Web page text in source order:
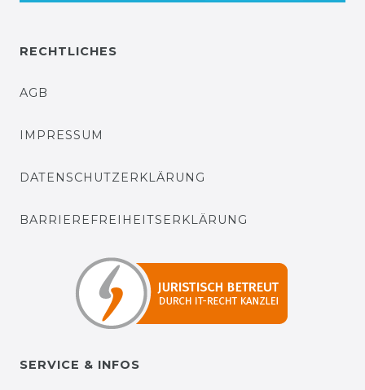
RECHTLICHES
AGB
IMPRESSUM
DATENSCHUTZERKLÄRUNG
BARRIEREFREIHEITSERKLÄRUNG
SERVICE & INFOS